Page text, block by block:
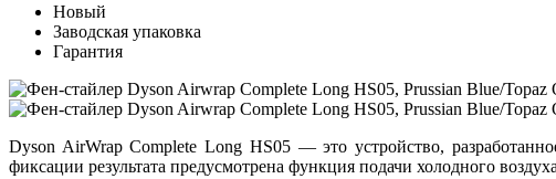
Новый
Заводская упаковка
Гарантия
Dyson AirWrap Complete Long HS05 — это устройство,
фиксации результата предусмотрена функция подачи холодного